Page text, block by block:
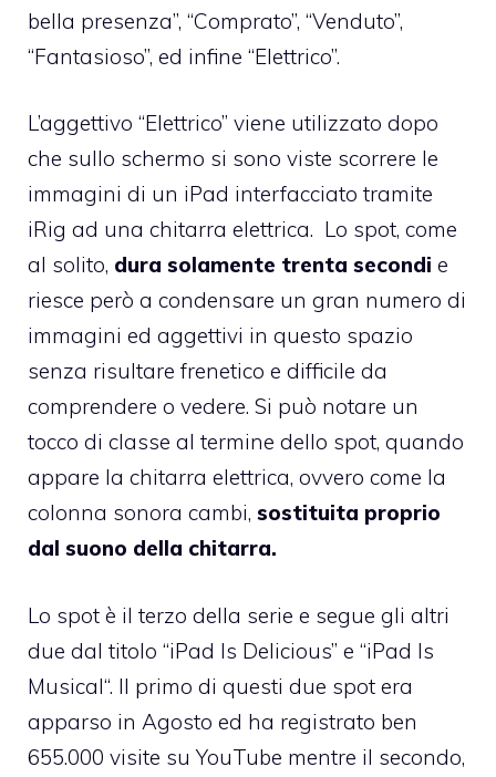
bella presenza”, “Comprato”, “Venduto”,
“Fantasioso”, ed infine “Elettrico”.
L’aggettivo “Elettrico” viene utilizzato dopo
che sullo schermo si sono viste scorrere le
immagini di un iPad interfacciato tramite
iRig ad una chitarra elettrica. Lo spot, come
al solito, dura solamente trenta secondi e
riesce però a condensare un gran numero di
immagini ed aggettivi in questo spazio
senza risultare frenetico e difficile da
comprendere o vedere. Si può notare un
tocco di classe al termine dello spot, quando
appare la chitarra elettrica, ovvero come la
colonna sonora cambi, sostituita proprio
dal suono della chitarra.
Lo spot è il terzo della serie e segue gli altri
due dal titolo “iPad Is Delicious” e “iPad Is
Musical“. Il primo di questi due spot era
apparso in Agosto ed ha registrato ben
655.000 visite su YouTube mentre il secondo,